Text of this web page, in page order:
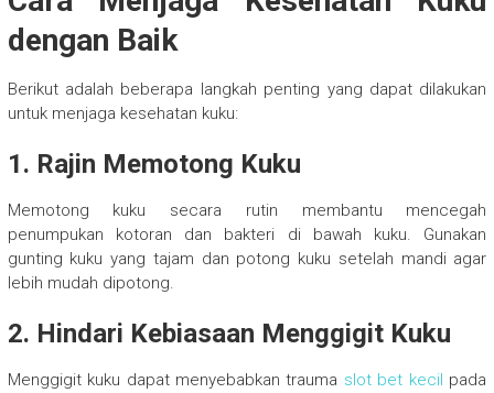
dengan Baik
Berikut adalah beberapa langkah penting yang dapat dilakukan
untuk menjaga kesehatan kuku:
1. Rajin Memotong Kuku
Memotong kuku secara rutin membantu mencegah
penumpukan kotoran dan bakteri di bawah kuku. Gunakan
gunting kuku yang tajam dan potong kuku setelah mandi agar
lebih mudah dipotong.
2. Hindari Kebiasaan Menggigit Kuku
Menggigit kuku dapat menyebabkan trauma slot bet kecil pada